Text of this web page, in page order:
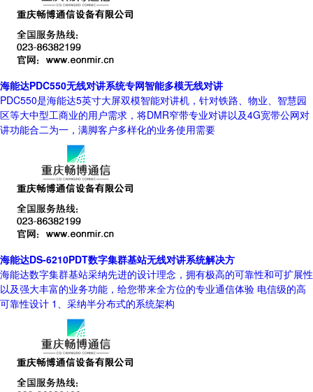
海能达PDC550无线对讲系统专网智能多模无线对讲
PDC550是海能达5英寸大屏双模智能对讲机，针对铁路、物业、智慧园
区等大中型工商业的用户需求，将DMR窄带专业对讲以及4G宽带公网对
讲功能合二为一，满脚客户多样化的业务使用需要
海能达DS-6210PDT数字集群基站无线对讲系统解决方
海能达数字集群基站采纳先进的设计理念，拥有极高的可靠性和可扩展性
以及强大丰富的业务功能，给您带来全方位的专业通信体验 电信级的高
可靠性设计 1、采纳半分布式的系统架构